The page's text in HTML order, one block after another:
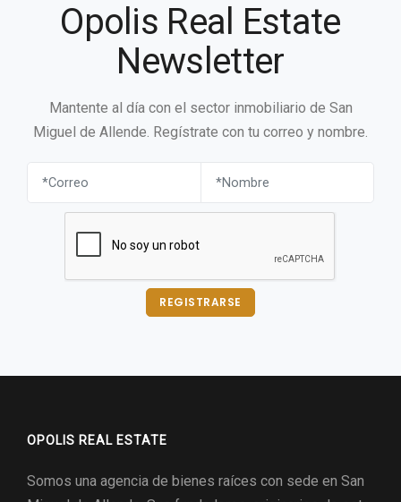
Opolis Real Estate
Newsletter
Mantente al día con el sector inmobiliario de San
Miguel de Allende. Regístrate con tu correo y nombre.
REGISTRARSE
OPOLIS REAL ESTATE
Somos una agencia de bienes raíces con sede en San